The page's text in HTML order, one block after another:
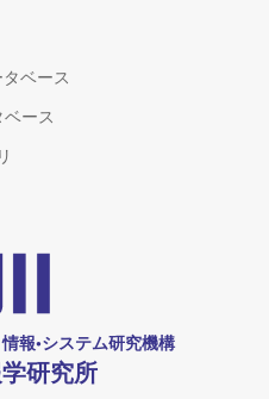
ベース
ース
報•システム研究機構
研究所